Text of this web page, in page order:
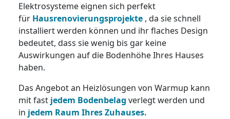
Elektrosysteme eignen sich perfekt
für Hausrenovierungsprojekte , da sie schnell
installiert werden können und ihr flaches Design
bedeutet, dass sie wenig bis gar keine
Auswirkungen auf die Bodenhöhe Ihres Hauses
haben.
Das Angebot an Heizlösungen von Warmup kann
mit fast jedem Bodenbelag verlegt werden und
in jedem Raum Ihres Zuhauses.